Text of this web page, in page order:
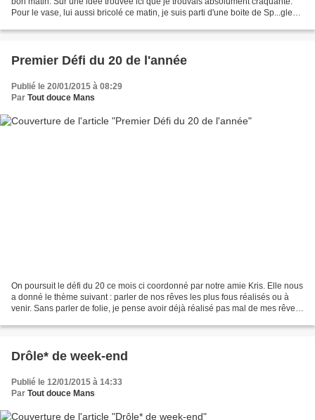
Pour le vase, lui aussi bricolé ce matin, je suis parti d'une boite de Sp...gles...
Premier Défi du 20 de l'année
Publié le 20/01/2015 à 08:29
Par Tout douce Mans
On poursuit le défi du 20 ce mois ci coordonné par notre amie Kris. Elle nous
a donné le thème suivant : parler de nos rêves les plus fous réalisés ou à
venir. Sans parler de folie, je pense avoir déjà réalisé pas mal de mes rêves
Drôle* de week-end
Publié le 12/01/2015 à 14:33
Par Tout douce Mans